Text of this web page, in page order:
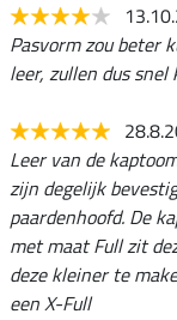
Pasvorm zou beter
leer, zullen dus snel
Leer van de
zijn degelijk
paardenhoofd. De
met maat Full zit
deze kleiner te
een X-Full